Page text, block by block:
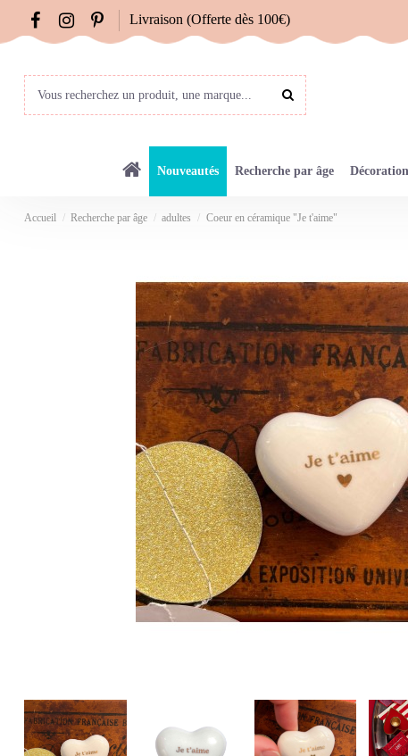
Livraison (Offerte dès 100€)
Nouveautés Recherche par âge Décoration
Accueil Recherche par âge adultes Coeur en céramique "Je t'aime"